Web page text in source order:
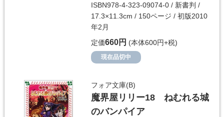
ISBN978-4-323-09074-0 / 新書判 /
17.3×11.3cm / 150ページ / 初版2010
年2月
定価660円 (本体600円+税)
現在品切中
フォア文庫(B)
魔界屋リリー18 ねむれる城
のバンパイア